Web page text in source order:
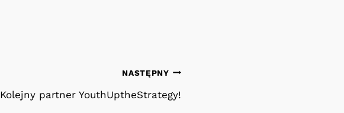
NASTĘPNY
Kolejny partner YouthUptheStrategy!